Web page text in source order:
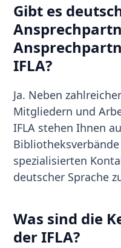
Gibt es
IFLA?
Ja. Neben
Mitgliedern und
IFLA stehen Ihnen
spezialisierten
deutscher Sprache
Was sind die
der IFLA?